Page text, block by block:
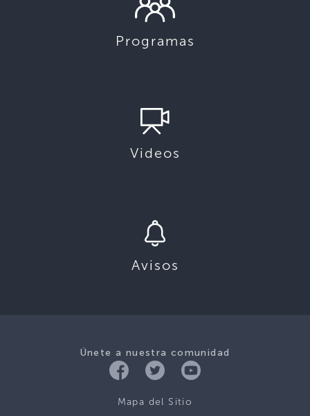
Programas
Videos
Avisos
Únete a nuestra comunidad
Mapa del Sitio